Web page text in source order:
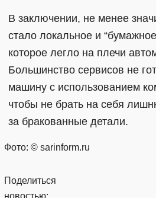
В заключении, не менее
стало локальное и
которое легло на плечи
Большинство сервисов не
машину с использованием
чтобы не брать на себя
за бракованные детали.
Фото: © sarinform.ru
Поделиться
новостью: